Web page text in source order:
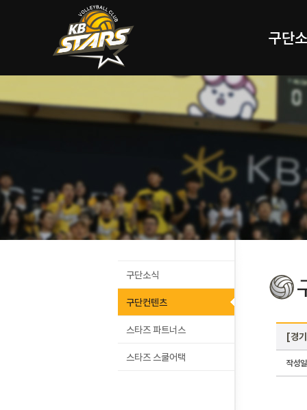
구단
구단소식
구단컨텐츠
스타즈 파트너스
스타즈 스쿨어택
[경
작성